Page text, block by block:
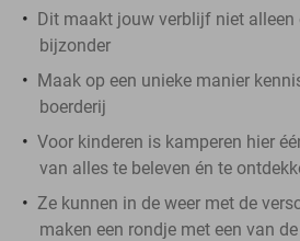
Dit maakt jouw verblijf niet
bijzonder
Maak op een unieke manier
boerderij
Voor kinderen is kamperen hier
van alles te beleven én te
Ze kunnen in de weer met de
maken een rondje met een van